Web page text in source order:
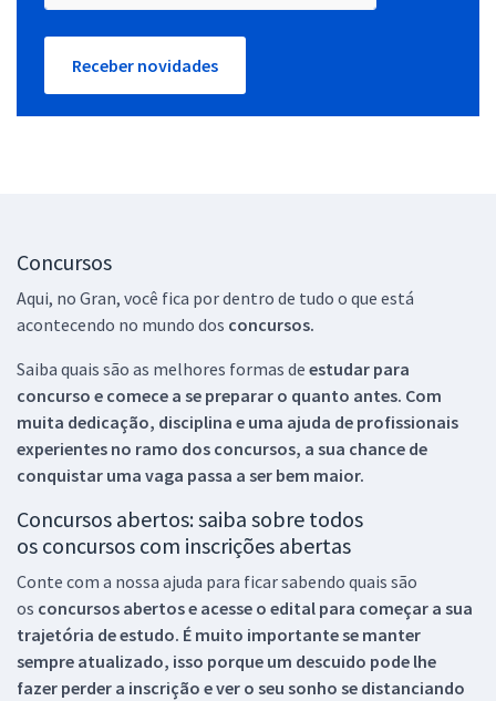
Receber novidades
Concursos
Aqui, no Gran, você fica por dentro de tudo o que está
acontecendo no mundo dos concursos.
Saiba quais são as melhores formas de estudar para
concurso e comece a se preparar o quanto antes. Com
muita dedicação, disciplina e uma ajuda de profissionais
experientes no ramo dos concursos, a sua chance de
conquistar uma vaga passa a ser bem maior.
Concursos abertos: saiba sobre todos
os concursos com inscrições abertas
Conte com a nossa ajuda para ficar sabendo quais são
os concursos abertos e acesse o edital para começar a sua
trajetória de estudo. É muito importante se manter
sempre atualizado, isso porque um descuido pode lhe
fazer perder a inscrição e ver o seu sonho se distanciando